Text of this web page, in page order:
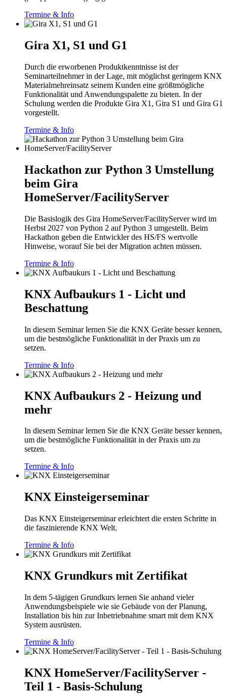
Termine & Info
Gira X1, S1 und G1
Durch die erworbenen Produktkenntnisse ist der
Seminarteilnehmer in der Lage, mit möglichst geringem KNX
Materialmehreinsatz seinem Kunden eine größtmögliche
Funktionalität und Anwendungspalette zu bieten. In der
Schulung werden die Produkte Gira X1, Gira S1 und Gira G1
vorgestellt.
Termine & Info
Hackathon zur Python 3 Umstellung
beim Gira
HomeServer/FacilityServer
Die Basislogik des Gira HomeServer/FacilityServer wird im
Herbst 2027 von Python 2 auf Python 3 umgestellt. Beim
Hackathon geben die Entwickler des HS/FS wertvolle
Hinweise, worauf Sie bei der Migration achten müssen.
Termine & Info
KNX Aufbaukurs 1 - Licht und
Beschattung
In diesem Seminar lernen Sie die KNX Geräte besser kennen,
um die bestmögliche Funktionalität in der Praxis um zu
setzen.
Termine & Info
KNX Aufbaukurs 2 - Heizung und
mehr
In diesem Seminar lernen Sie die KNX Geräte besser kennen,
um die bestmögliche Funktionalität in der Praxis um zu
setzen.
Termine & Info
KNX Einsteigerseminar
Das KNX Einsteigerseminar erleichtert die ersten Schritte in
die faszinierende KNX Welt.
Termine & Info
KNX Grundkurs mit Zertifikat
In dem 5-tägigen Grundkurs lernen Sie anhand vieler
Anwendungsbeispiele wie sie Gebäude von der Planung,
Installation bis hin zur Inbetriebnahme smart mit dem KNX
System ausrüsten.
Termine & Info
KNX HomeServer/FacilityServer -
Teil 1 - Basis-Schulung